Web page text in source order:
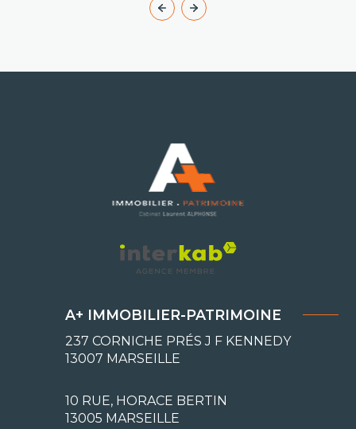
A+ IMMOBILIER-PATRIMOINE
237 CORNICHE PRÉS J F KENNEDY
13007 MARSEILLE
10 RUE, HORACE BERTIN
13005 MARSEILLE